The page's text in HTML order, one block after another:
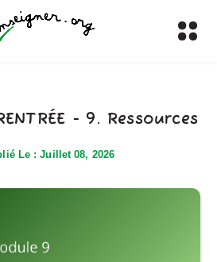
- 9. Ressources
Le : Juillet 08, 2026